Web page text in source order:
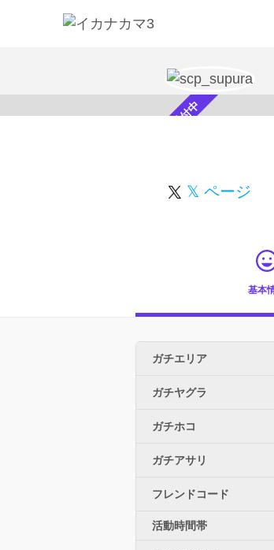
スカウト受付中
𝕏 ページ
基本
ガチエリア
ガチヤグラ
ガチホコ
ガチアサリ
フレンドコード
活動時間帯